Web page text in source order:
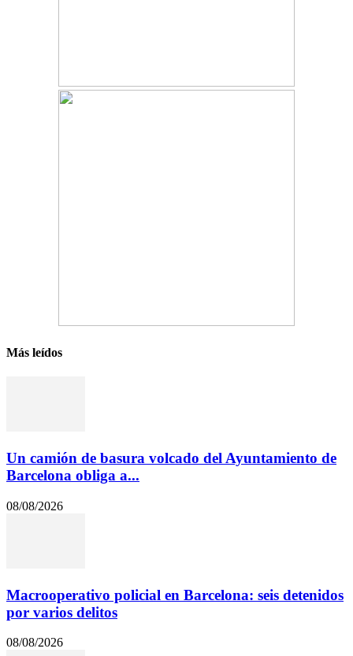
Más leídos
Un camión de basura volcado del Ayuntamiento de
Barcelona obliga a...
08/08/2026
Macrooperativo policial en Barcelona: seis detenidos
por varios delitos
08/08/2026